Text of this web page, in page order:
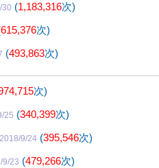
30 (1,183,316次)
615,376次)
(493,863次)
次)
25 (340,399次)
2018/9/24 (395,546次)
9/23 (479,266次)